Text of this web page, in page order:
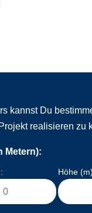
kannst Du
realisieren zu
Metern):
Höhe